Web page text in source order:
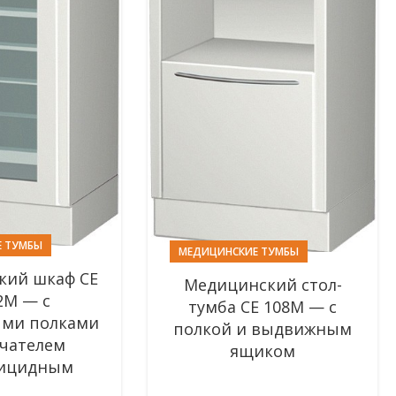
ТУМБЫ
шкаф СЕ
— с
полками
МЕДИЦИНСКИЕ ТУМБЫ
Медицинский стол-
тумба СЕ 108М — с
полкой и выдвижным
ящиком